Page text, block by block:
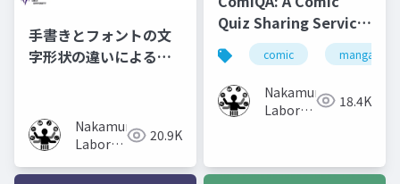
手書きとフォントの文
字形状の違いによる記
Nakamura
Laboratory
University)
20.9K
Quiz Sharing Service
that Helps Users to
Recollect the
Content of Previous
Volumes
comic manga
Nakamura
Laboratory 18.4K